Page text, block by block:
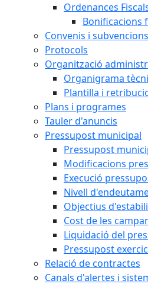
Ordenances
Bonificacions
Convenis i subvencions
Protocols
Organització
Organigrama
Plantilla i
Plans i programes
Tauler d'anuncis
Pressupost municipal
Pressupost
Modificacions
Execució
Nivell
Objectius
Cost de les
Liquidació del
Pressupost
Relació de contractes
Canals d'alertes i